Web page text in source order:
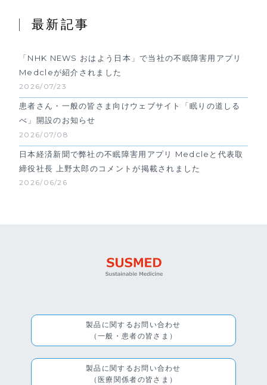
最新記事
2026/07/23
「NHK NEWS おはよう日本」で当社の不眠障害用アプリ
Medcleが紹介されました
2026/07/08
患者さん・一般の皆さま向けウェブサイト「眠りの道しる
べ」開設のお知らせ
2026/06/26
日本経済新聞で弊社の不眠障害用アプリ Medcleと代表取
締役社長 上野太郎のコメントが掲載されました
製品に関するお問い合わせ
（一般・患者の皆さま）
製品に関するお問い合わせ
（医療関係者の皆さま）